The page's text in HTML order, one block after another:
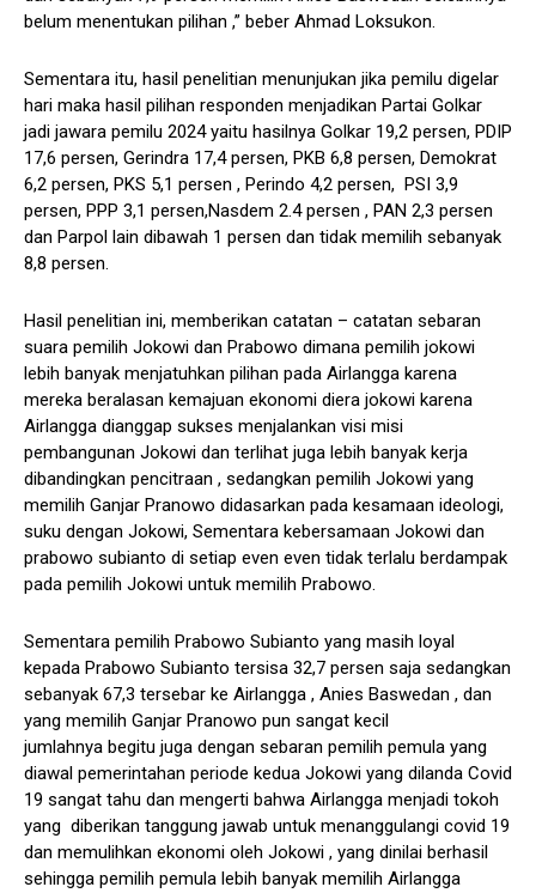
belum menentukan pilihan ,” beber Ahmad Loksukon.
Sementara itu, hasil penelitian menunjukan jika pemilu digelar
hari maka hasil pilihan responden menjadikan Partai Golkar
jadi jawara pemilu 2024 yaitu hasilnya Golkar 19,2 persen, PDIP
17,6 persen, Gerindra 17,4 persen, PKB 6,8 persen, Demokrat
6,2 persen, PKS 5,1 persen , Perindo 4,2 persen, PSI 3,9
persen, PPP 3,1 persen,Nasdem 2.4 persen , PAN 2,3 persen
dan Parpol lain dibawah 1 persen dan tidak memilih sebanyak
8,8 persen.
Hasil penelitian ini, memberikan catatan – catatan sebaran
suara pemilih Jokowi dan Prabowo dimana pemilih jokowi
lebih banyak menjatuhkan pilihan pada Airlangga karena
mereka beralasan kemajuan ekonomi diera jokowi karena
Airlangga dianggap sukses menjalankan visi misi
pembangunan Jokowi dan terlihat juga lebih banyak kerja
dibandingkan pencitraan , sedangkan pemilih Jokowi yang
memilih Ganjar Pranowo didasarkan pada kesamaan ideologi,
suku dengan Jokowi, Sementara kebersamaan Jokowi dan
prabowo subianto di setiap even even tidak terlalu berdampak
pada pemilih Jokowi untuk memilih Prabowo.
Sementara pemilih Prabowo Subianto yang masih loyal
kepada Prabowo Subianto tersisa 32,7 persen saja sedangkan
sebanyak 67,3 tersebar ke Airlangga , Anies Baswedan , dan
yang memilih Ganjar Pranowo pun sangat kecil
jumlahnya begitu juga dengan sebaran pemilih pemula yang
diawal pemerintahan periode kedua Jokowi yang dilanda Covid
19 sangat tahu dan mengerti bahwa Airlangga menjadi tokoh
yang diberikan tanggung jawab untuk menanggulangi covid 19
dan memulihkan ekonomi oleh Jokowi , yang dinilai berhasil
sehingga pemilih pemula lebih banyak memilih Airlangga